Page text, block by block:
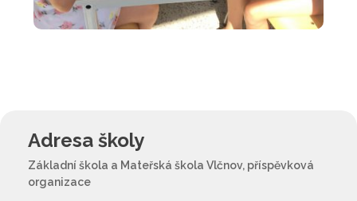
Adresa školy
Základní škola a Mateřská škola Vlčnov, příspěvková
organizace